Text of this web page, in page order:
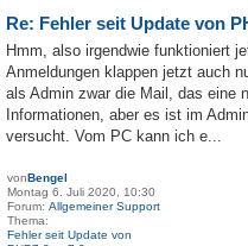
Re: Fehler seit Update von
Hmm, also irgendwie funktioniert
Anmeldungen klappen jetzt auch
als Admin zwar die Mail, das eine
Informationen, aber es ist im
versucht. Vom PC kann ich e...
vonBengel
Montag 6. Juli 2020, 10:30
Forum: Allgemeiner Support
Thema:
Fehler seit Update von